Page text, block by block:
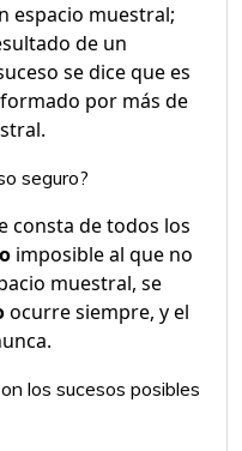
espacio muestral;
de un
se dice que es
por más de
seguro?
consta de todos los
imposible al que no
muestral, se
ocurre siempre, y el
los sucesos posibles